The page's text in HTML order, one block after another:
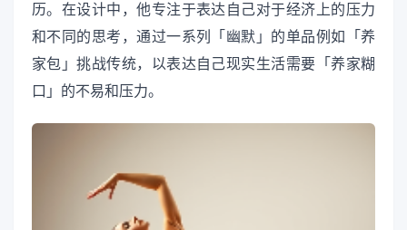
历。在设计中，他专注于表达自己对于经济上的压力
和不同的思考，通过一系列「幽默」的单品例如「养
家包」挑战传统，以表达自己现实生活需要「养家糊
口」的不易和压力。